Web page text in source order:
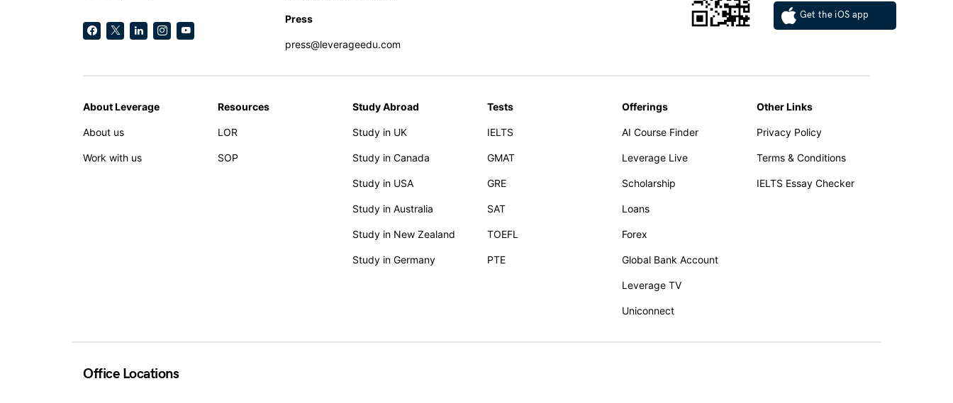
Press
press@leverageedu.com
Get the iOS app
About Leverage
About us
Work with us
Resources
LOR
SOP
Study Abroad
Study in UK
Study in Canada
Study in USA
Study in Australia
Study in New Zealand
Study in Germany
Tests
IELTS
GMAT
GRE
SAT
TOEFL
PTE
Offerings
AI Course Finder
Leverage Live
Scholarship
Loans
Forex
Global Bank Account
Leverage TV
Uniconnect
Other Links
Privacy Policy
Terms & Conditions
IELTS Essay Checker
Office Locations